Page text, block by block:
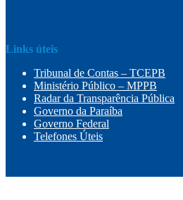
Links úteis
Tribunal de Contas – TCEPB
Ministério Público – MPPB
Radar da Transparência Pública
Governo da Paraíba
Governo Federal
Telefones Úteis